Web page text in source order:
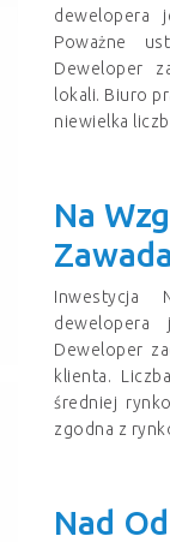
dewelopera
Poważne
Deweloper
lokali. Biuro
niewielka
Na
Zawada
Inwestycja
dewelopera
Deweloper
klienta.
średniej
zgodna z
Nad